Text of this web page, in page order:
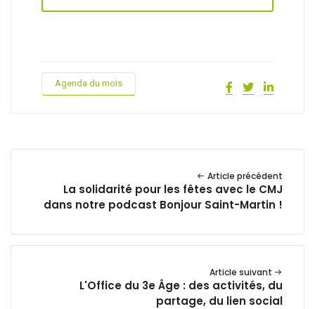
Agenda du mois
Article précédent
La solidarité pour les fêtes avec le CMJ
dans notre podcast Bonjour Saint-Martin !
Article suivant
L'Office du 3e Âge : des activités, du
partage, du lien social